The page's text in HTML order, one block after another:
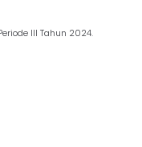
III Tahun 2024.